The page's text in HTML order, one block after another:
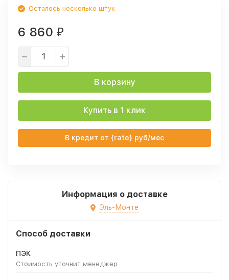
Осталось несколько штук
6 860 ₽
В корзину
Купить в 1 клик
В кредит от {rate} руб/мес
Информация о доставке
Эль-Монте
Способ доставки
ПЭК
Стоимость уточнит менеджер